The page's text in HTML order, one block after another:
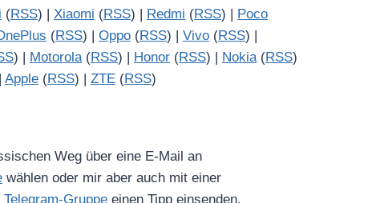
(RSS) | Xiaomi (RSS) | Redmi (RSS) | Poco
(RSS) | Oppo (RSS) | Vivo (RSS) |
) | Motorola(RSS) | Honor (RSS) | Nokia(RSS)
Apple (RSS) | ZTE (RSS)
Weg über eine E-Mail an
wählen oder mir aber auch mit einer
Telegram-Gruppe einen Tipp einsenden.